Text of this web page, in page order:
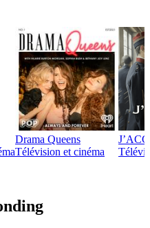
Drama Queens
Télévision et cinéma